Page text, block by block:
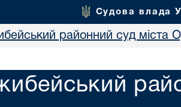
Судова влада
районний суд міста